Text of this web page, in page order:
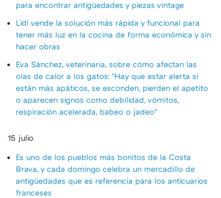
para encontrar antigüedades y piezas vintage
Lidl vende la solución más rápida y funcional para
tener más luz en la cocina de forma económica y sin
hacer obras
Eva Sánchez, veterinaria, sobre cómo afectan las
olas de calor a los gatos: "Hay que estar alerta si
están más apáticos, se esconden, pierden el apetito
o aparecen signos como debilidad, vómitos,
respiración acelerada, babeo o jadeo"
15 julio
Es uno de los pueblos más bonitos de la Costa
Brava, y cada domingo celebra un mercadillo de
antigüedades que es referencia para los anticuarios
franceses